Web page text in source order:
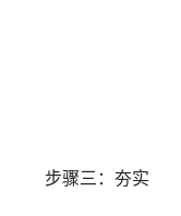
步骤三：夯实